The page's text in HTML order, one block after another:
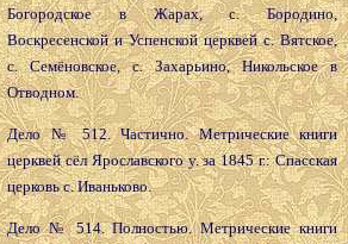
Богородское в Жарах, с. Бородино,
Воскресенской и Успенской церквей с. Вятское,
с. Семёновское, с. Захарьино, Никольское в
Отводном.
Дело № 512. Частично. Метрические книги
церквей сёл Ярославского у. за 1845 г.: Спасская
церковь с. Иваньково.
Дело № 514. Полностью. Метрические книги